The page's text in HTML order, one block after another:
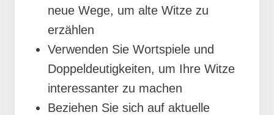
neue Wege, um alte Witze zu
erzählen
Verwenden Sie Wortspiele und
Doppeldeutigkeiten, um Ihre Witze
interessanter zu machen
Beziehen Sie sich auf aktuelle